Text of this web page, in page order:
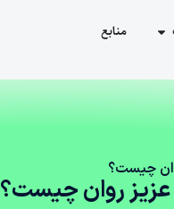
منابع
چیست؟
عزیز روان چیست؟